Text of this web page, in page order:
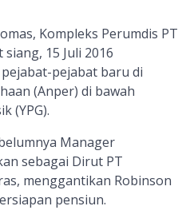
Kompleks Perumdis PT
siang, 15 Juli 2016
pejabat baru di
(Anper) di bawah
(YPG).
Manager
sebagai Dirut PT
menggantikan Robinson
pensiun.